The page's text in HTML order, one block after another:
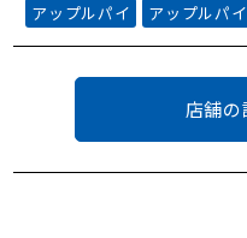
アップルパイ
アップルパ
店舗の